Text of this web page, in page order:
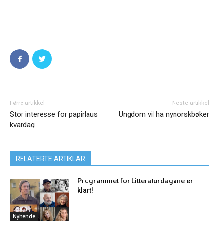
Førre artikkel
Stor interesse for papirlaus
kvardag
Neste artikkel
Ungdom vil ha nynorskbøker
RELATERTE ARTIKLAR
Nyhende
Programmet for Litteraturdagane er
klart!